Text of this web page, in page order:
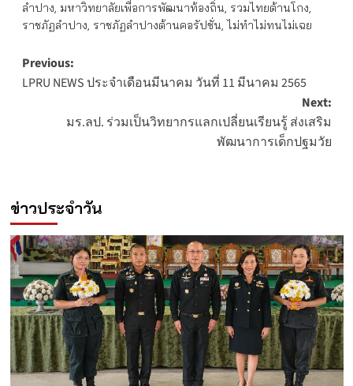
ลำปาง, มหาวิทยาลัยเพื่อการพัฒนาท้องถิ่น, รวมไทยต้านโกง,
ราชภัฏลำปาง, ราชภัฏลำปางต้านคอรัปชั่น, ไม่ทำไม่ทนไม่เฉย
Post
navigation
Previous:
LPRU NEWS ประจำเดือนมีนาคม วันที่ 11 มีนาคม 2565
Next:
มร.ลป. ร่วมเป็นวิทยากรแลกเปลี่ยนเรียนรู้ ส่งเสริม
พัฒนาการเด็กปฐมวัย
ข่าวประจำวัน